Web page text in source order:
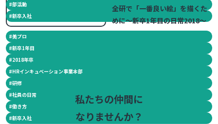
#部活動
#新卒入社
全研で「一番良い絵」を描くた
めに～新卒1年目の日常2018～
#美プロ
#新卒1年目
#2018年卒
#HRインキュベーション事業本部
#研修
#社員の日常
#働き方
#新卒入社
私たちの仲間に
なりませんか？